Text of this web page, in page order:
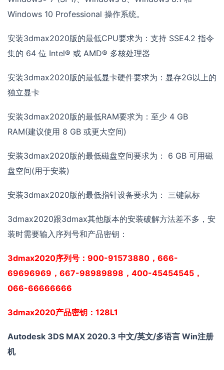
Windows 10 Professional 操作系统。
安装3dmax2020版的最低CPU要求为：支持 SSE4.2 指令
集的 64 位 Intel® 或 AMD® 多核处理器
安装3dmax2020版的最低显卡硬件要求为：显存2G以上的
独立显卡
安装3dmax2020版的最低RAM要求为：至少 4 GB
RAM(建议使用 8 GB 或更大空间)
安装3dmax2020版的最低磁盘空间要求为： 6 GB 可用磁
盘空间(用于安装)
安装3dmax2020版的最低指针设备要求为： 三键鼠标
3dmax2020跟3dmax其他版本的安装破解方法差不多，安
装时需要输入序列号和产品密钥：
3dmax2020序列号：900-91573880，666-
69696969，667-98989898，400-45454545，
066-66666666
3dmax2020产品密钥：128L1
Autodesk 3DS MAX 2020.3 中文/英文/多语言 Win注册
机